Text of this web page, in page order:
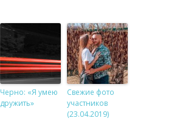
Черно: «Я умею
дружить»
Свежие фото
участников
(23.04.2019)